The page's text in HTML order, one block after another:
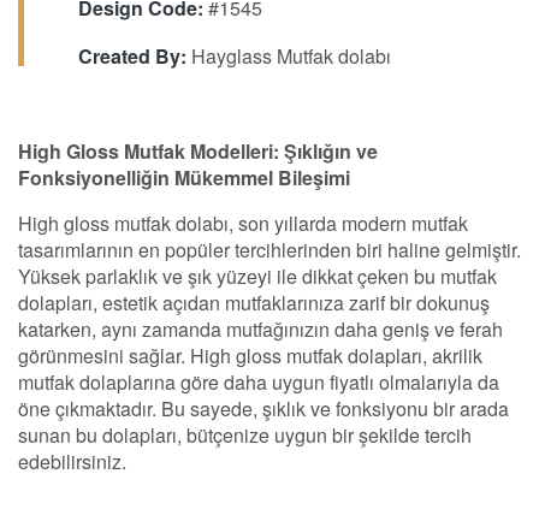
High Gloss Mutfak Modelleri: Şıklığın ve
Fonksiyonelliğin Mükemmel Bileşimi
High gloss mutfak dolabı, son yıllarda modern mutfak
tasarımlarının en popüler tercihlerinden biri haline gelmiştir.
Yüksek parlaklık ve şık yüzeyi ile dikkat çeken bu mutfak
dolapları, estetik açıdan mutfaklarınıza zarif bir dokunuş
katarken, aynı zamanda mutfağınızın daha geniş ve ferah
görünmesini sağlar. High gloss mutfak dolapları, akrilik
mutfak dolaplarına göre daha uygun fiyatlı olmalarıyla da
öne çıkmaktadır. Bu sayede, şıklık ve fonksiyonu bir arada
sunan bu dolapları, bütçenize uygun bir şekilde tercih
edebilirsiniz.
Design Code: #1545
Created By: Hayglass Mutfak dolabı